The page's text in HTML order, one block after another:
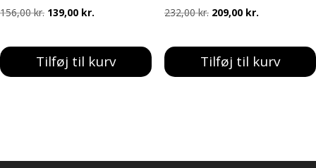
156,00kr. Den
pris
var:
139,00 kr.
pris
er:
Tilføj til kurv
232,00kr. Den
pris
var:
209,00 kr.
pris
er:
Tilføj til kurv